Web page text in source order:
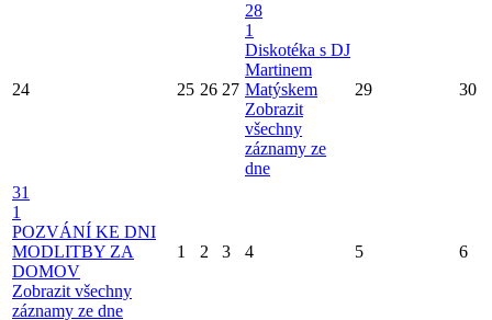
24 25 26 27
28
1
Diskotéka s DJ
Martinem
Matýskem
Zobrazit
všechny
záznamy ze
dne
29 30
31
1
POZVÁNÍ KE DNI
MODLITBY ZA
DOMOV
Zobrazit všechny
záznamy ze dne
1 2 3 4 5 6